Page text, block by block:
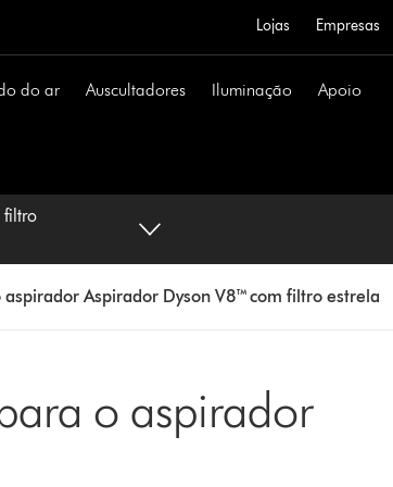
Lojas Empresas
do ar Auscultadores Iluminação Apoio
filtro
Aspirador Dyson V8™ com filtro estrela
o aspirador